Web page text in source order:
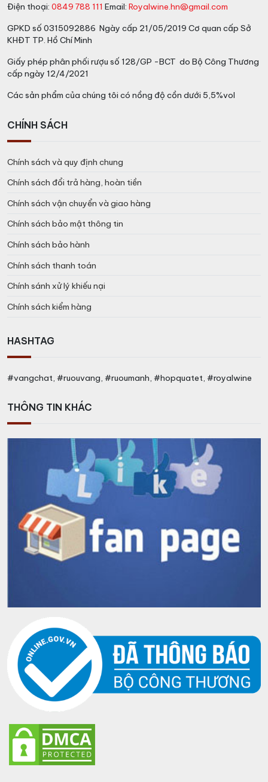
Điện thoại: 0849 788 111 Email: Royalwine.hn@gmail.com
GPKD số 0315092886 Ngày cấp 21/05/2019 Cơ quan cấp Sở
KHĐT TP. Hồ Chí Minh
Giấy phép phân phối rượu số 128/GP -BCT do Bộ Công Thương
cấp ngày 12/4/2021
Các sản phẩm của chúng tôi có nồng độ cồn dưới 5,5%vol
CHÍNH SÁCH
Chính sách và quy định chung
Chính sách đổi trả hàng, hoàn tiền
Chính sách vận chuyển và giao hàng
Chính sách bảo mật thông tin
Chính sách bảo hành
Chính sách thanh toán
Chính sánh xử lý khiếu nại
Chính sách kiểm hàng
HASHTAG
#vangchat, #ruouvang, #ruoumanh, #hopquatet, #royalwine
THÔNG TIN KHÁC